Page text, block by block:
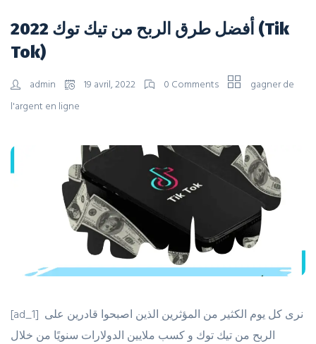
أفضل طرق الربح من تيك توك 2022 (Tik
Tok)
admin 19 avril, 2022 0 Comments
gagner de
l'argent en ligne
[ad_1] نرى كل يوم الكثير من المؤثرين الذين اصبحوا قادرين على
الربح من تيك توك و كسب ملايين الدولارات سنويًا من خلال